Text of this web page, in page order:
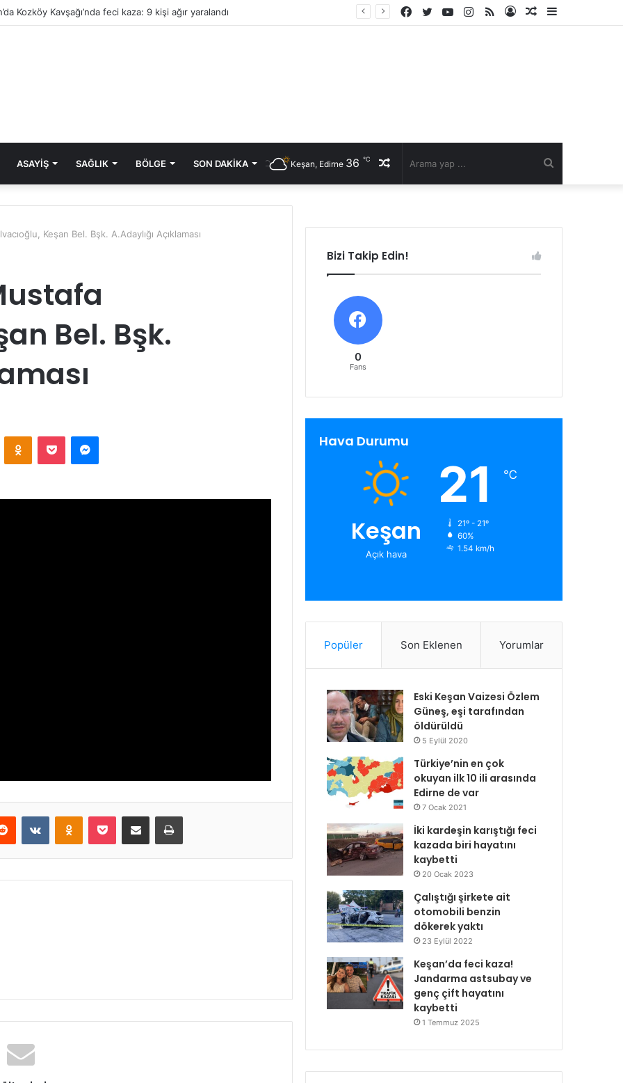
Kozköy Kavşağı’nda feci kaza: 9 kişi ağır yaralandı
Rastgele
Kayıt
RSS
Instagram
YouTube
Twitter
Facebook
ASAYIŞ SAĞLIK BÖLGE SON DAKIKA Rastgele
Keşan, Edirne 36 ℃
Keşan Bel. Bşk. A.Adaylığı Açıklaması
Bel. Bşk.
Bizi Takip Edin!
0
Fans
Hava Durumu
Keşan
Açık hava
21 ℃
21º - 21º
60%
1.54 km/h
Popüler Son Eklenen Yorumlar
Eski Keşan Vaizesi Özlem
Güneş, eşi tarafından
öldürüldü
5 Eylül 2020
Türkiye’nin en çok
okuyan ilk 10 ili arasında
Edirne de var
7 Ocak 2021
İki kardeşin karıştığı feci
kazada biri hayatını
kaybetti
20 Ocak 2023
Çalıştığı şirkete ait
otomobili benzin
dökerek yaktı
23 Eylül 2022
Keşan’da feci kaza!
Jandarma astsubay ve
genç çift hayatını
kaybetti
1 Temmuz 2025